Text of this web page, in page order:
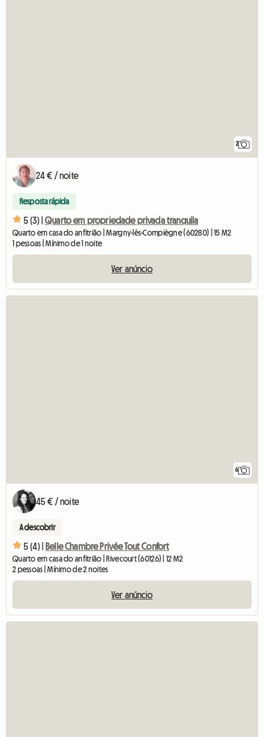
2
24 € / noite
Resposta rápida
5 (3) | Quarto em propriedade privada tranquila
Quarto em casa do anfitrião | Margny-lès-Compiègne (60280) | 15 M2
1 pessoas | Mínimo de 1 noite
Ver anúncio
6
45 € / noite
A descobrir
5 (4) | Belle Chambre Privée Tout Confort
Quarto em casa do anfitrião | Rivecourt (60126) | 12 M2
2 pessoas | Mínimo de 2 noites
Ver anúncio